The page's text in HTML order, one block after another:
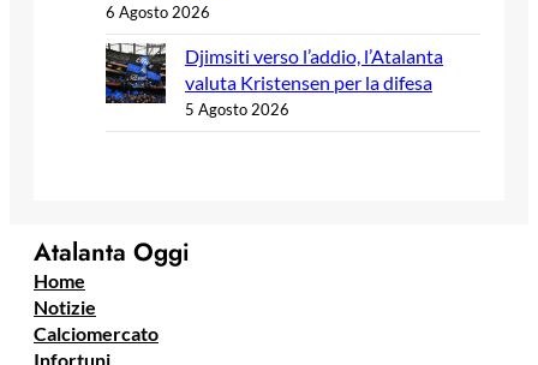
6 Agosto 2026
Djimsiti verso l’addio, l’Atalanta
valuta Kristensen per la difesa
5 Agosto 2026
Atalanta Oggi
Home
Notizie
Calciomercato
Infortuni